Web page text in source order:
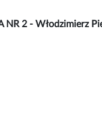
NR 2 - Włodzimierz